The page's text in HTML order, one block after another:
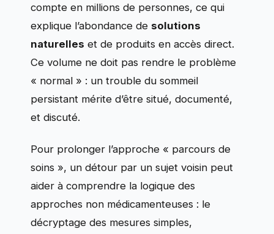
compte en millions de personnes, ce qui
explique l’abondance de solutions
naturelles et de produits en accès direct.
Ce volume ne doit pas rendre le problème
« normal » : un trouble du sommeil
persistant mérite d’être situé, documenté,
et discuté.
Pour prolonger l’approche « parcours de
soins », un détour par un sujet voisin peut
aider à comprendre la logique des
approches non médicamenteuses : le
décryptage des mesures simples,